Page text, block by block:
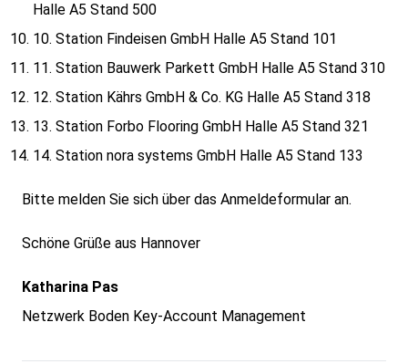
Halle A5 Stand 500
10. Station Findeisen GmbH Halle A5 Stand 101
11. Station Bauwerk Parkett GmbH Halle A5 Stand 310
12. Station Kährs GmbH & Co. KG Halle A5 Stand 318
13. Station Forbo Flooring GmbH Halle A5 Stand 321
14. Station nora systems GmbH Halle A5 Stand 133
Bitte melden Sie sich über das Anmeldeformular an.
Schöne Grüße aus Hannover
Katharina Pas
Netzwerk Boden Key-Account Management